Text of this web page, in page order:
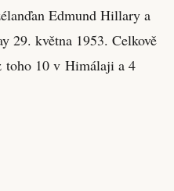
Edmund Hillary a
29. května 1953. Celkově
toho 10 v Himálaji a 4